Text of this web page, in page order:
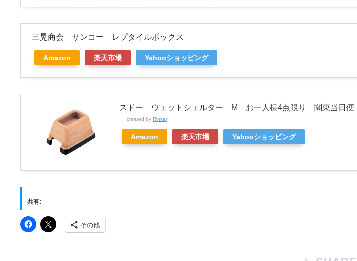
三晃商会 サンコー レプタイルボックス
Amazon 楽天市場 Yahooショッピング
スドー ウェットシェルター M お一人様4点限り 関東当日便
created by Rinker
Amazon 楽天市場 Yahooショッピング
共有:
その他